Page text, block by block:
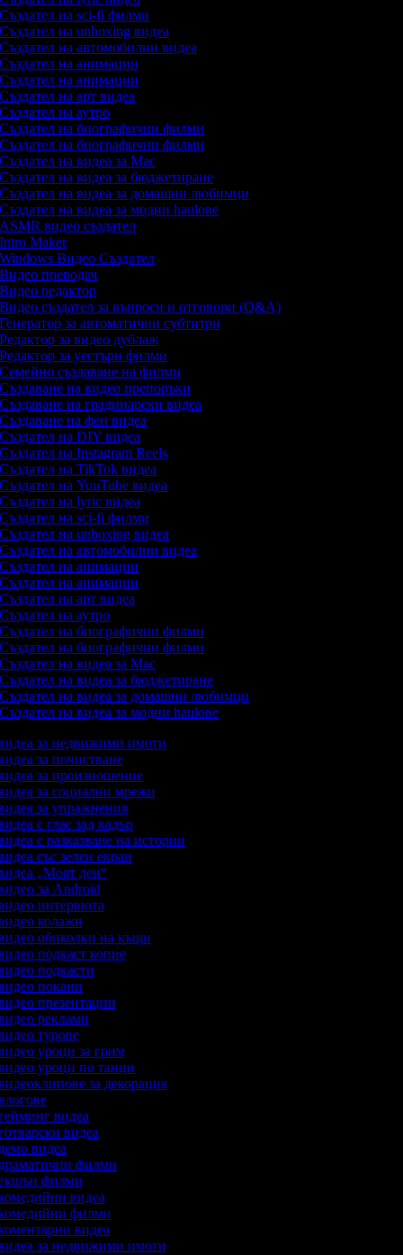
на sci-fi филми
на unboxing видеа
на автомобилни видеа
на анимации
на анимации
на арт видеа
на аутро
на биографични филми
на биографични филми
на видеа за Mac
на видеа за бюджетиране
на видеа за домашни любимци
на видеа за модни haulове
видео създател
Maker
Видео Създател
преводач
редактор
създател за въпроси и отговори (Q&A)
за автоматични субтитри
за видео дублаж
за уестърн филми
създаване на филми
на видео препоръки
на градинарски видеа
на фен видеа
на DIY видеа
на Instagram Reels
на TikTok видеа
на YouTube видеа
на lyric видеа
на sci-fi филми
на unboxing видеа
на автомобилни видеа
на анимации
на анимации
на арт видеа
на аутро
на биографични филми
на биографични филми
на видеа за Mac
на видеа за бюджетиране
на видеа за домашни любимци
на видеа за модни haulове
видеа за недвижими имоти
за почистване
за произношение
за социални мрежи
за упражнения
с глас зад кадър
с разказване на истории
със зелен екран
„Моят ден“
за Android
интервюта
колажи
видео обиколки на къщи
подкаст копие
подкасти
покани
презентации
реклами
турове
уроци за грим
уроци по танци
за декорация
видеа
видеа
видеа
драматични филми
екшън филми
видеа
комедийни филми
видеа
видеа за недвижими имоти